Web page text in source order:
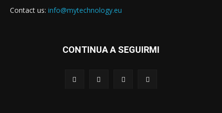
Contact us: info@mytechnology.eu
CONTINUA A SEGUIRMI